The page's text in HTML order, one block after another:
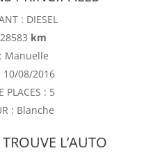
: DIESEL
km
Manuelle
10/08/2016
PLACES : 5
: Blanche
L’AUTO